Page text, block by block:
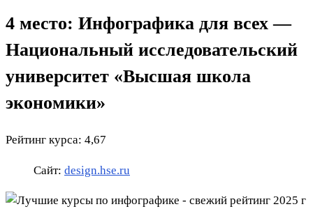
4 место: Инфографика для всех —
Национальный исследовательский
университет «Высшая школа
экономики»
Рейтинг курса: 4,67
Сайт: design.hse.ru